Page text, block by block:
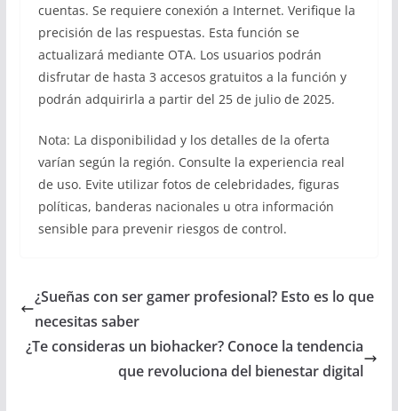
cuentas. Se requiere conexión a Internet. Verifique la
precisión de las respuestas. Esta función se
actualizará mediante OTA. Los usuarios podrán
disfrutar de hasta 3 accesos gratuitos a la función y
podrán adquirirla a partir del 25 de julio de 2025.
Nota: La disponibilidad y los detalles de la oferta
varían según la región. Consulte la experiencia real
de uso. Evite utilizar fotos de celebridades, figuras
políticas, banderas nacionales u otra información
sensible para prevenir riesgos de control.
¿Sueñas con ser gamer profesional? Esto es lo que
necesitas saber
¿Te consideras un biohacker? Conoce la tendencia
que revoluciona del bienestar digital